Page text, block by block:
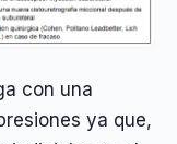
con una
ya que,